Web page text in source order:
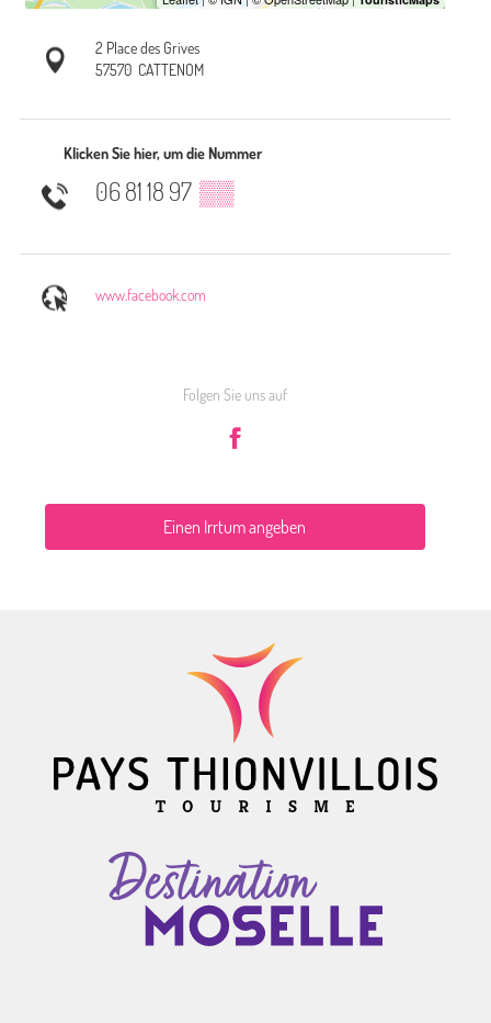
2 Place des Grives
57570 CATTENOM
Klicken Sie hier, um die Nummer
06 81 18 97 ▒▒
www.facebook.com
Folgen Sie uns auf
Einen Irrtum angeben